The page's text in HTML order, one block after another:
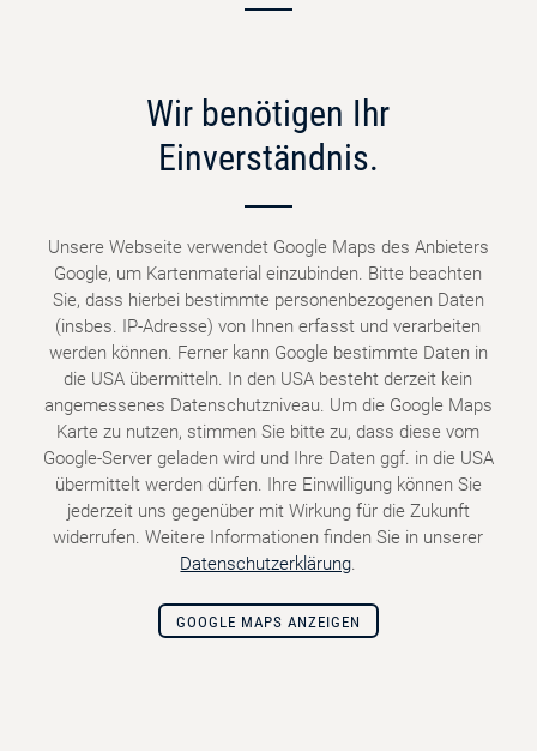
Wir benötigen Ihr
Einverständnis.
Unsere Webseite verwendet Google Maps des Anbieters
Google, um Kartenmaterial einzubinden. Bitte beachten
Sie, dass hierbei bestimmte personenbezogenen Daten
(insbes. IP-Adresse) von Ihnen erfasst und verarbeiten
werden können. Ferner kann Google bestimmte Daten in
die USA übermitteln. In den USA besteht derzeit kein
angemessenes Datenschutzniveau. Um die Google Maps
Karte zu nutzen, stimmen Sie bitte zu, dass diese vom
Google-Server geladen wird und Ihre Daten ggf. in die USA
übermittelt werden dürfen. Ihre Einwilligung können Sie
jederzeit uns gegenüber mit Wirkung für die Zukunft
widerrufen. Weitere Informationen finden Sie in unserer
Datenschutzerklärung.
GOOGLE MAPS ANZEIGEN